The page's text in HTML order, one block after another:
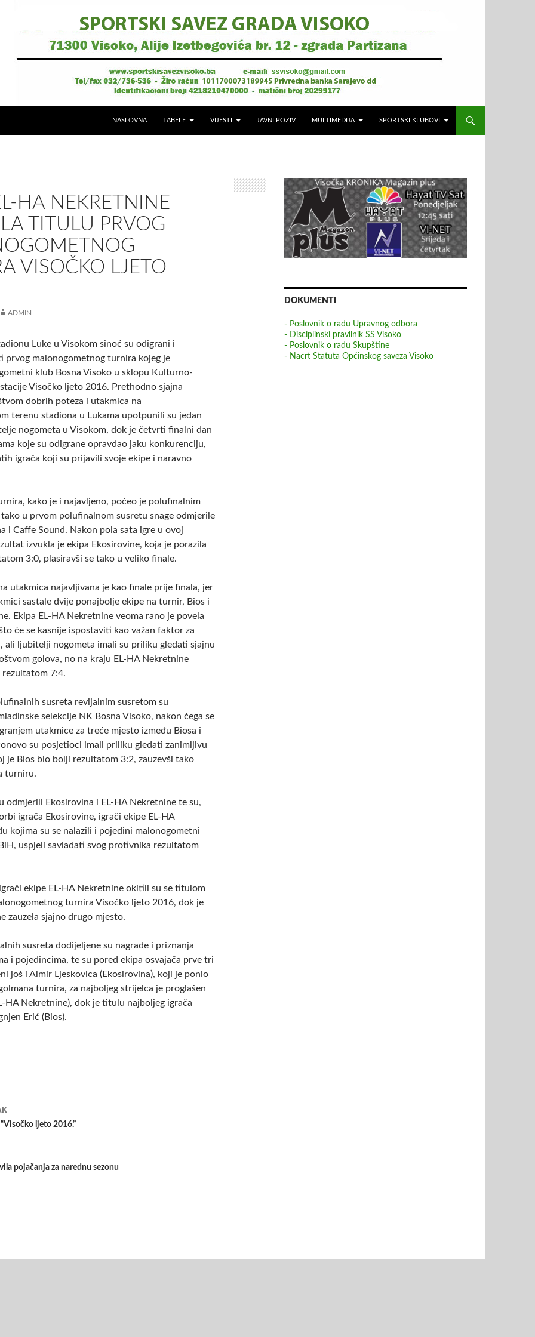
NASLOVNA TABELE VIJESTI JAVNI POZIV MULTIMEDIJA SPORTSKI KLUBOVI
HA NEKRETNINE
TITULU PRVOG
VISOČKO LJETO
ADMIN
Luke u Visokom sinoć su odigrani i
prvog malonogometnog turnira kojeg je
klub Bosna Visoko u sklopu Kulturno-
Visočko ljeto 2016. Prethodno sjajna
dobrih poteza i utakmica na
terenu stadiona u Lukama upotpunili su jedan
nogometa u Visokom, dok je četvrti finalni dan
koje su odigrane opravdao jaku konkurenciju,
igrača koji su prijavili svoje ekipe i naravno
kako je i najavljeno, počeo je polufinalnim
u prvom polufinalnom susretu snage odmjerile
i Caffe Sound. Nakon pola sata igre u ovoj
izvukla je ekipa Ekosirovine, koja je porazila
3:0, plasiravši se tako u veliko finale.
utakmica najavljivana je kao finale prije finala, jer
sastale dvije ponajbolje ekipe na turnir, Bios i
Ekipa EL-HA Nekretnine veoma rano je povela
će se kasnije ispostaviti kao važan faktor za
ali ljubitelji nogometa imali su priliku gledati sjajnu
golova, no na kraju EL-HA Nekretnine
7:4.
susreta revijalnim susretom su
selekcije NK Bosna Visoko, nakon čega se
utakmice za treće mjesto između Biosa i
su posjetioci imali priliku gledati zanimljivu
je Bios bio bolji rezultatom 3:2, zauzevši tako
turniru.
odmjerili Ekosirovina i EL-HA Nekretnine te su,
igrača Ekosirovine, igrači ekipe EL-HA
kojima su se nalazili i pojedini malonogometni
uspjeli savladati svog protivnika rezultatom
ekipe EL-HA Nekretnine okitili su se titulom
turnira Visočko ljeto 2016, dok je
zauzela sjajno drugo mjesto.
susreta dodijeljene su nagrade i priznanja
i pojedincima, te su pored ekipa osvajača prve tri
još i Almir Ljeskovica (Ekosirovina), koji je ponio
turnira, za najboljeg strijelca je proglašen
HA Nekretnine), dok je titulu najboljeg igrača
Erić (Bios).
ljeto 2016.”
pojačanja za narednu sezonu
DOKUMENTI
- Poslovnik o radu Upravnog odbora
- Disciplinski pravilnik SS Visoko
- Poslovnik o radu Skupštine
- Nacrt Statuta Općinskog saveza Visoko